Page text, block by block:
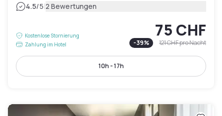
4.5/5|2 Bewertungen
Kostenlose Stornierung
Zahlung im Hotel
75 CHF
-39% 121 CHFpro Nacht
10h - 17h